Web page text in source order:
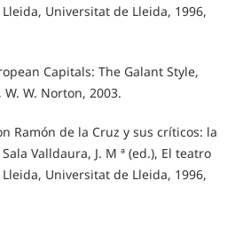
Universitat de Lleida, 1996,
Capitals: The Galant Style,
W. W. Norton, 2003.
Ramón de la Cruz y sus críticos: la
Valldaura, J. M ª (ed.), El teatro
Universitat de Lleida, 1996,